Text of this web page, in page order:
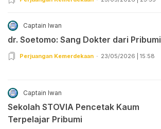
Captain Iwan
dr. Soetomo: Sang Dokter dari Pribumi
Perjuangan Kemerdekaan 23/05/2026 | 15:58
Captain Iwan
Sekolah STOVIA Pencetak Kaum
Terpelajar Pribumi